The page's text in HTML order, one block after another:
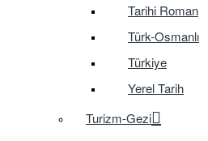
Tarihi Roman
Türk-Osmanlı
Türkiye
Yerel Tarih
Turizm-Gezi